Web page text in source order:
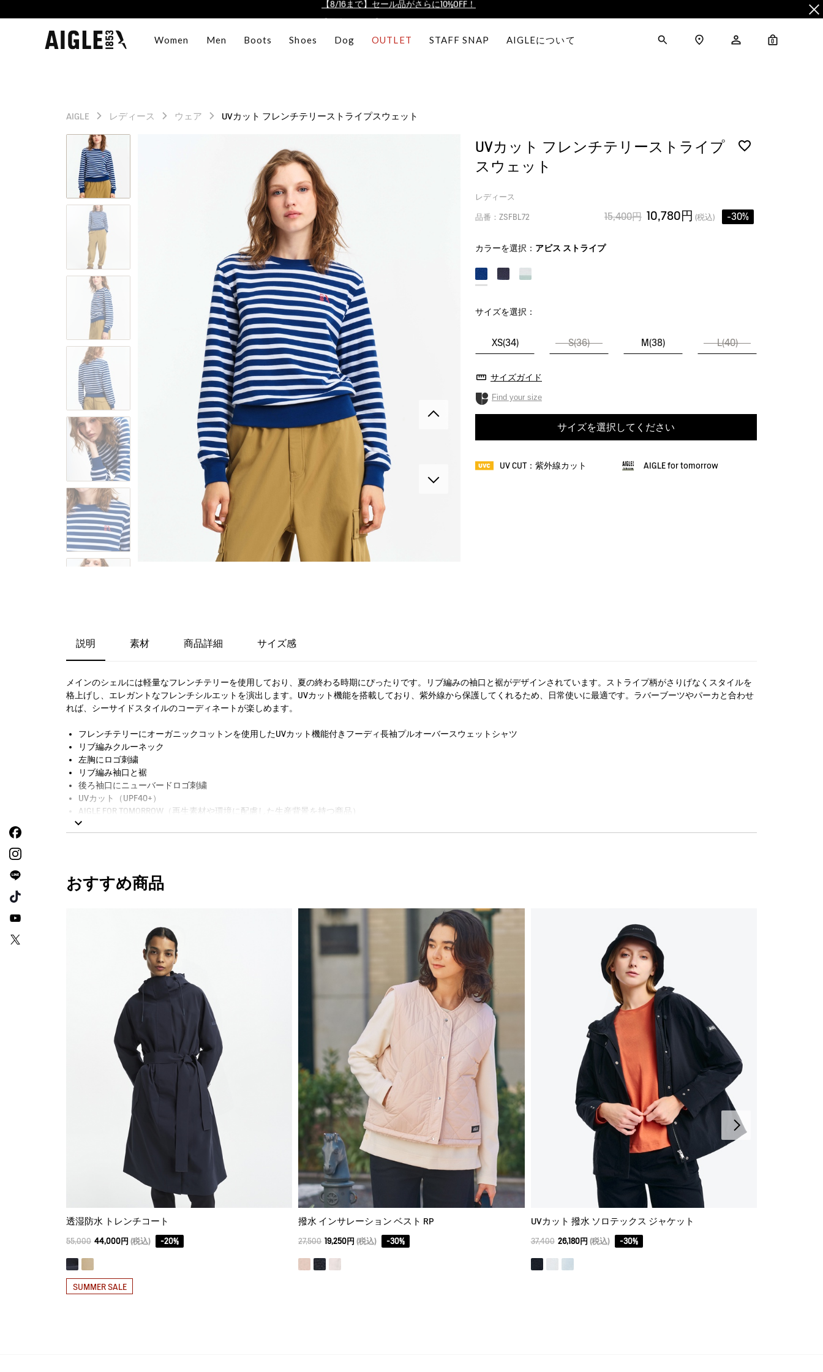
【最大50%OFF】FINAL SALEがスタート！
AIGLE CLUB ポイントサービス終了のお知らせ
AIGLE CLUB ポイントサービス終了のお知らせ
Women Men Boots Shoes Dog OUTLET STAFF SNAP AIGLEについて 0
AIGLE レディース ウェア UVカット フレンチテリーストライプスウェット
UVカット フレンチテリーストライプ
スウェット
レディース
品番：ZSFBL72 15,400円 10,780円 (税込) -30%
カラーを選択： アビス ストライプ
サイズを選択：
XS(34) S(36) M(38) L(40)
サイズガイド
Find your size
サイズを選択してください
UV CUT：紫外線カット AIGLE for tomorrow
説明 素材 商品詳細 サイズ感
メインのシェルには軽量なフレンチテリーを使用しており、夏の終わる時期にぴったりです。リブ編みの袖口と裾がデザインされています。ストライプ柄がさりげなくスタイルを
格上げし、エレガントなフレンチシルエットを演出します。UVカット機能を搭載しており、紫外線から保護してくれるため、日常使いに最適です。ラバーブーツやパーカと合わせ
れば、シーサイドスタイルのコーディネートが楽しめます。
フレンチテリーにオーガニックコットンを使用したUVカット機能付きフーディ長袖プルオーバースウェットシャツ
リブ編みクルーネック
左胸にロゴ刺繍
リブ編み袖口と裾
後ろ袖口にニューバードロゴ刺繍
UVカット（UPF40+）
AIGLE FOR TOMORROW（再生素材や環境に配慮した生産背景を持つ商品）
おすすめ商品
透湿防水 トレンチコート
55,000 44,000円 (税込) -20%
SUMMER SALE
撥水 インサレーション ベスト RP
27,500 19,250円 (税込) -30%
UVカット 撥水 ソロテックス ジャケット
37,400 26,180円 (税込) -30%